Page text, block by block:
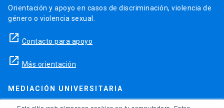
Orientación y apoyo en casos de discriminación, violencia de
género o violencia sexual.
launch Contacto para apoyo
launch Más orientación
MEDIACIÓN UNIVERSITARIA
Teléfonos para orientación y consejo si se ha vulnerado